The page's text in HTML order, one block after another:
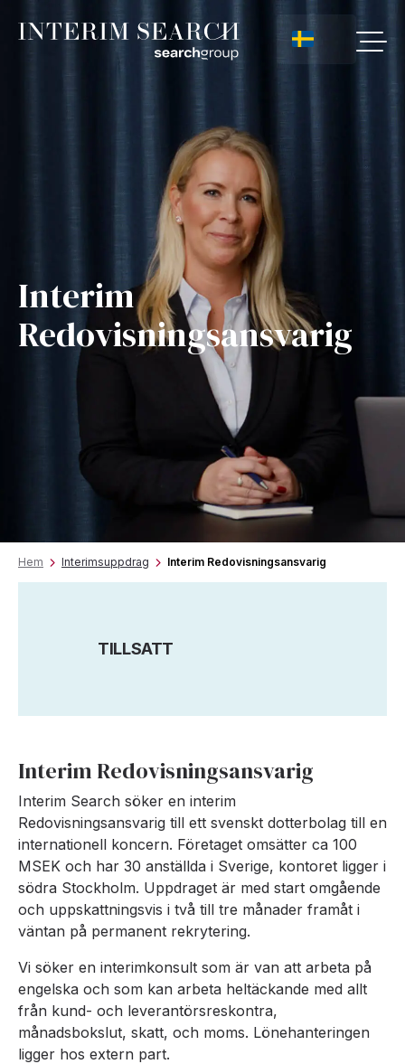
Interim
Redovisningsansvarig
Hem Interimsuppdrag Interim Redovisningsansvarig
TILLSATT
Interim Redovisningsansvarig
Interim Search söker en interim
Redovisningsansvarig till ett svenskt dotterbolag till en
internationell koncern. Företaget omsätter ca 100
MSEK och har 30 anställda i Sverige, kontoret ligger i
södra Stockholm. Uppdraget är med start omgående
och uppskattningsvis i två till tre månader framåt i
väntan på permanent rekrytering.
Vi söker en interimkonsult som är van att arbeta på
engelska och som kan arbeta heltäckande med allt
från kund- och leverantörsreskontra,
månadsbokslut, skatt, och moms. Lönehanteringen
ligger hos extern part.